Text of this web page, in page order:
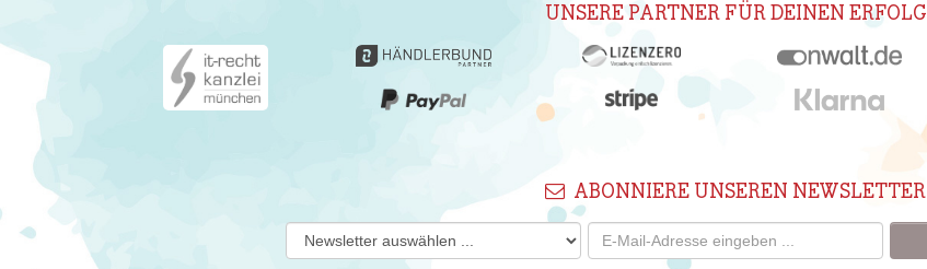
UNSERE PARTNER FÜR DEINEN ERFOLG
ABONNIERE UNSEREN NEWSLETTER